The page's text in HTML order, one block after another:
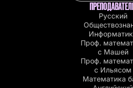
Русский
Проф.
с Машей
Проф.
c Ильясом
Математика